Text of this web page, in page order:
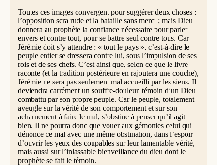
Toutes ces images convergent pour suggérer deux choses :
l’opposition sera rude et la bataille sans merci ; mais Dieu
donnera au prophète la confiance nécessaire pour parler
envers et contre tout, pour se battre seul contre tous. Car
Jérémie doit s’y attendre : « tout le pays », c’est-à-dire le
peuple entier se dressera contre lui, sous l’impulsion de ses
rois et de ses chefs. C’est ainsi que, selon ce que le livre
raconte (et la tradition postérieure en rajoutera une couche),
Jérémie ne sera pas seulement mal accueilli par les siens. Il
deviendra carrément un souffre-douleur, témoin d’un Dieu
combattu par son propre peuple. Car le peuple, totalement
aveugle sur la vérité de son comportement et sur son
acharnement à faire le mal, s’obstine à penser qu’il agit
bien. Il ne pourra donc que vouer aux gémonies celui qui
dénonce ce mal avec une même obstination, dans l’espoir
d’ouvrir les yeux des coupables sur leur lamentable vérité,
mais aussi sur l’inlassable bienveillance du dieu dont le
prophète se fait le témoin.